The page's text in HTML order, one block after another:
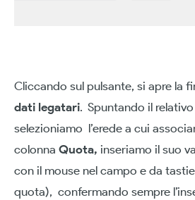
Cliccando sul pulsante, si apre la
dati legatari. Spuntando il
selezioniamo l’erede a cui
colonna Quota, inseriamo il suo
con il mouse nel campo e da
quota), confermando sempre